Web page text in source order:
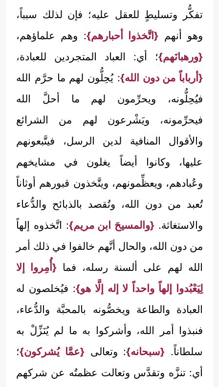
تفكُّر وتسليطٍ للعقل عليه؛ فإن لذلك سبباً،
وهو أنهم {اتَّخذوا أحبارهم}: وهم علماؤهم،
{ورهبانَهم}؛ أي: العباد المتجردين للعبادة،
{أرباباً من دون الله}: يُحِلُّون لهم ما حرَّم الله
فيُحِلُّونه، ويحرِّمون لهم ما أحلَّ الله
فيحرِّمونه، ويَشْرعون لهم من الشرائع
والأقوال المنافية لدين الرسل، فيتَّبعونهم
عليها، وكانوا أيضاً يغلون في مشايخهم
وعُبادهم، ويعظِّمونهم، ويتَّخذون قبورهم أوثاناً
تُعبد من دون الله، وتُقصد بالذبائح والدُّعاء
والاستغاثة. {والمسيحَ ابن مريم}: اتَّخذوه إلهاً
من دون الله، والحال أنَّهم خالفوا في ذلك أمر
الله لهم على ألسنة رسله، فما {أُمِروا إلا
لِيَعْبُدوا إلهاً واحداً لا إله إلَّا هو}: فيُخلصون له
العبادة والطاعة ويخصُّونه بالمحبَّة والدُّعاء،
فنبذوا أمر الله، وأشركوا به ما لم يُنَزِّلْ به
سلطاناً. {سبحانه}: وتعالى {عمَّا يُشركون}؛
أي: تنزَّه وتقدَّس وتعالت عظمتُه عن شركهم